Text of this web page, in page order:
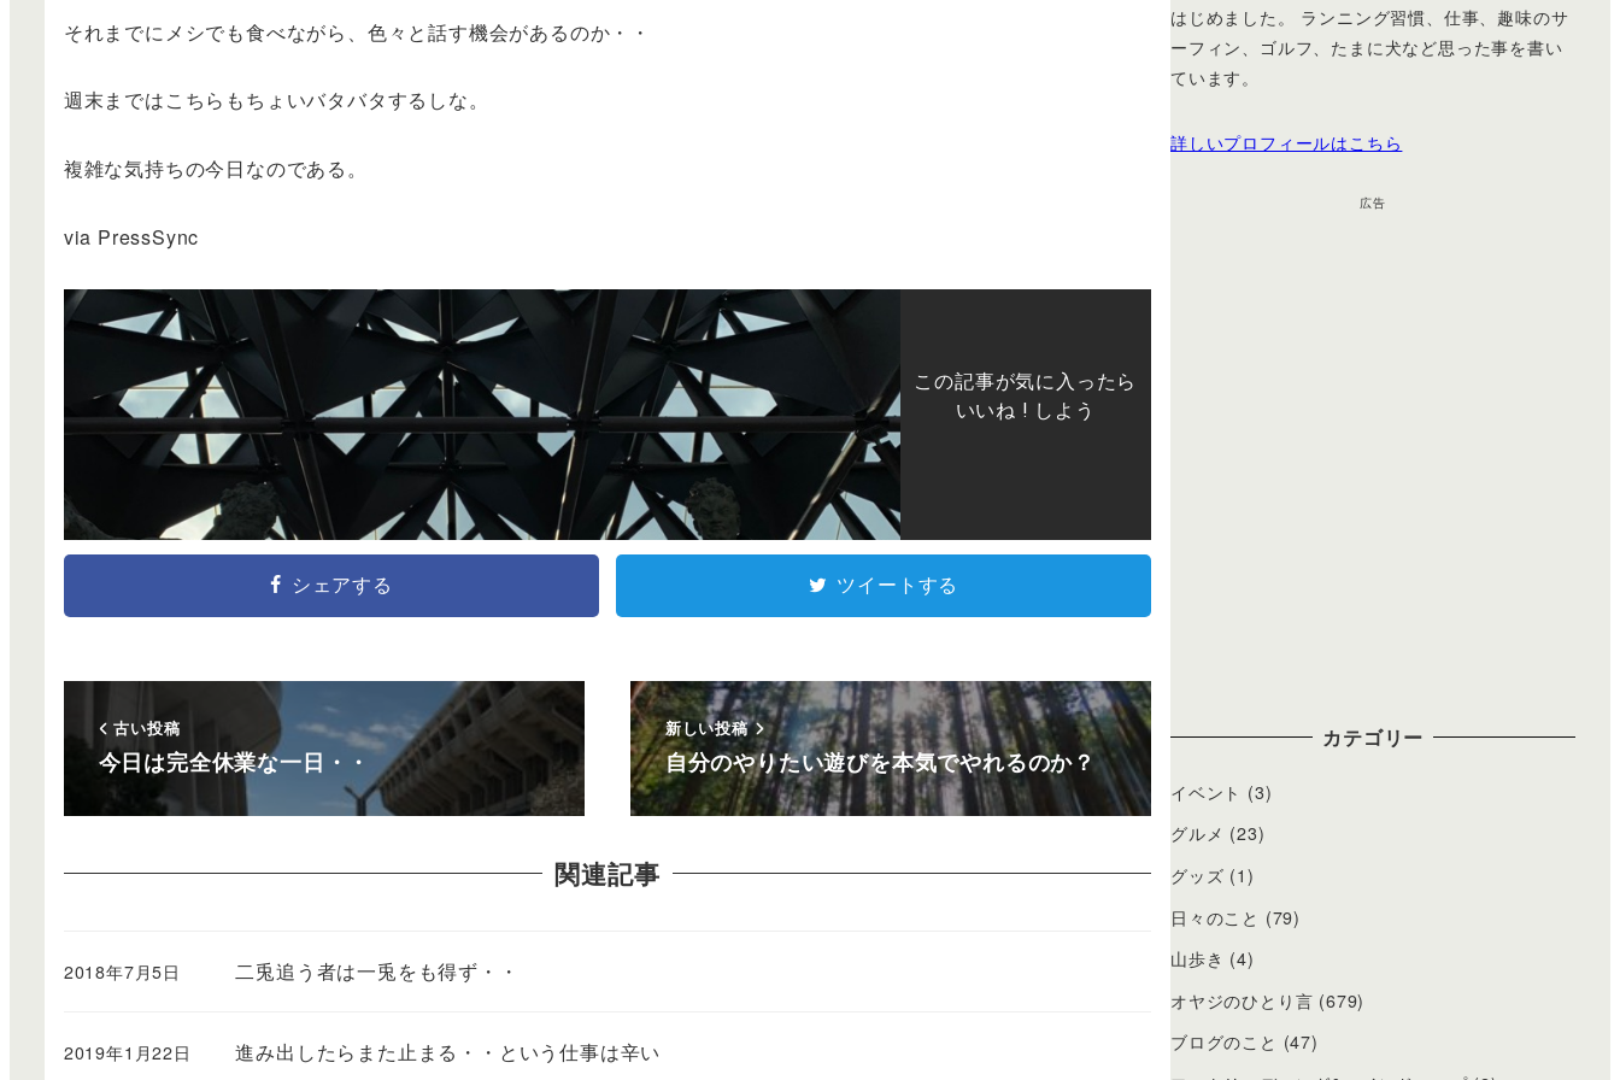
それまでにメシでも食べながら、色々と話す機会があるのか・・
週末まではこちらもちょいバタバタするしな。
複雑な気持ちの今日なのである。
via PressSync
この記事が気に入ったら
いいね ! しよう
シェアする ツイートする
古い投稿
今日は完全休業な一日・・
新しい投稿
自分のやりたい遊びを本気でやれるのか？
関連記事
二兎追う者は一兎をも得ず・・
2018年7月5日
進み出したらまた止まる・・という仕事は辛い
2019年1月22日
はじめました。 ランニング習慣、仕事、趣味のサ
ーフィン、ゴルフ、たまに犬など思った事を書い
ています。
詳しいプロフィールはこちら
広告
カテゴリー
イベント (3)
グルメ (23)
グッズ (1)
日々のこと (79)
山歩き (4)
オヤジのひとり言 (679)
ブログのこと (47)